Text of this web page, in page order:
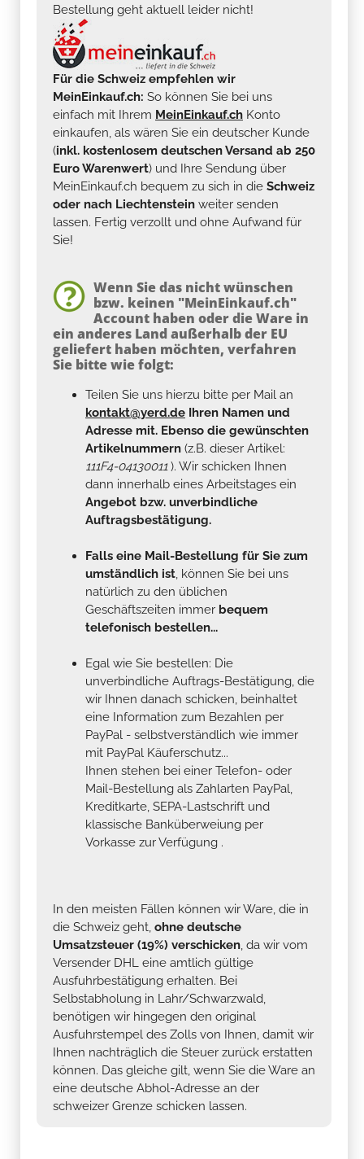
Bestellung geht aktuell leider nicht!
Für die Schweiz empfehlen wir
MeinEinkauf.ch: So können Sie bei uns
einfach mit Ihrem MeinEinkauf.ch Konto
einkaufen, als wären Sie ein deutscher Kunde
(inkl. kostenlosem deutschen Versand ab 250
Euro Warenwert) und Ihre Sendung über
MeinEinkauf.ch bequem zu sich in die Schweiz
oder nach Liechtenstein weiter senden
lassen. Fertig verzollt und ohne Aufwand für
Sie!
Wenn Sie das nicht wünschen
bzw. keinen "MeinEinkauf.ch"
Account haben oder die Ware in
ein anderes Land außerhalb der EU
geliefert haben möchten, verfahren
Sie bitte wie folgt:
Teilen Sie uns hierzu bitte per Mail an
kontakt@yerd.de Ihren Namen und
Adresse mit. Ebenso die gewünschten
Artikelnummern (z.B. dieser Artikel:
111F4-04130011). Wir schicken Ihnen
dann innerhalb eines Arbeitstages ein
Angebot bzw. unverbindliche
Auftragsbestätigung.
Falls eine Mail-Bestellung für Sie zum
umständlich ist, können Sie bei uns
natürlich zu den üblichen
Geschäftszeiten immer bequem
telefonisch bestellen...
Egal wie Sie bestellen: Die
unverbindliche Auftrags-Bestätigung, die
wir Ihnen danach schicken, beinhaltet
eine Information zum Bezahlen per
PayPal - selbstverständlich wie immer
mit PayPal Käuferschutz...
Ihnen stehen bei einer Telefon- oder
Mail-Bestellung als Zahlarten PayPal,
Kreditkarte, SEPA-Lastschrift und
klassische Banküberweiung per
Vorkasse zur Verfügung .
In den meisten Fällen können wir Ware, die in
die Schweiz geht, ohne deutsche
Umsatzsteuer (19%) verschicken, da wir vom
Versender DHL eine amtlich gültige
Ausfuhrbestätigung erhalten. Bei
Selbstabholung in Lahr/Schwarzwald,
benötigen wir hingegen den original
Ausfuhrstempel des Zolls von Ihnen, damit wir
Ihnen nachträglich die Steuer zurück erstatten
können. Das gleiche gilt, wenn Sie die Ware an
eine deutsche Abhol-Adresse an der
schweizer Grenze schicken lassen.